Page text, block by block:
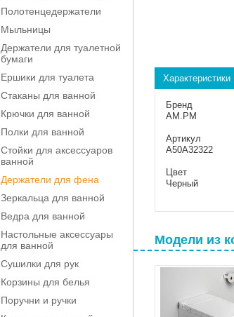
Полотенцедержатели
Мыльницы
Держатели для туалетной
бумаги
Ершики для туалета
Стаканы для ванной
Крючки для ванной
Полки для ванной
Стойки для аксессуаров
ванной
Держатели для фена
Зеркальца для ванной
Ведра для ванной
Настольные аксессуары
для ванной
Сушилки для рук
Корзины для белья
Поручни и ручки
Характеристики
Бренд
AM.PM
Артикул
A50A32322
Цвет
Черный
Модели из